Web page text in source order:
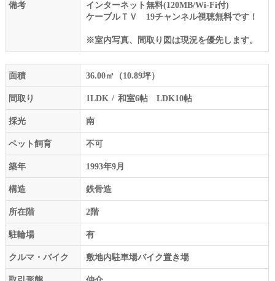
備考
インターネット無料(120MB/Wi-Fi付)
ケーブルＴＶ 19チャンネル視聴無料です！
※室内写真、間取り図は現況を優先します。
面積 36.00㎡（10.89坪）
間取り 1LDK 和室6帖 LDK10帖
採光 南
ペット飼育 不可
築年 1993年9月
構造 鉄骨造
所在階 2階
駐輪場 有
クルマ・バイク 敷地内駐車場バイク置き場